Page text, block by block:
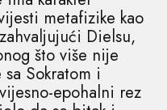
metafizike kao
Dielsu,
što više nije
Sokratom i
epohalni rez